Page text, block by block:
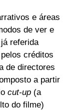
e áreas
de ver e
referida
créditos
de directores
a partir
cut-up (a
do filme)